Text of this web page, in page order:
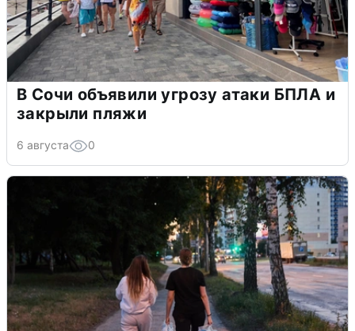
В Сочи объявили угрозу атаки БПЛА и
закрыли пляжи
6 августа 0